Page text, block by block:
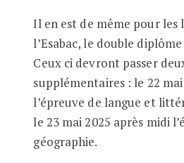
Il en est de même pour les
l’Esabac, le double
Ceux ci devront passer
supplémentaires : le 22
l’épreuve de langue et
le 23 mai 2025 après midi
géographie.